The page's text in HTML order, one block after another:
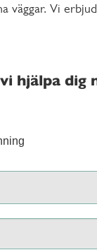
väggar. Vi
hjälpa dig